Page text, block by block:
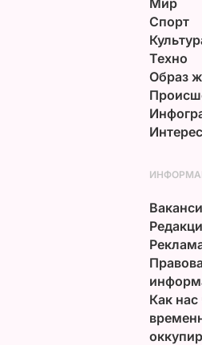
Мир
Спорт
Техно
Образ
Как нас